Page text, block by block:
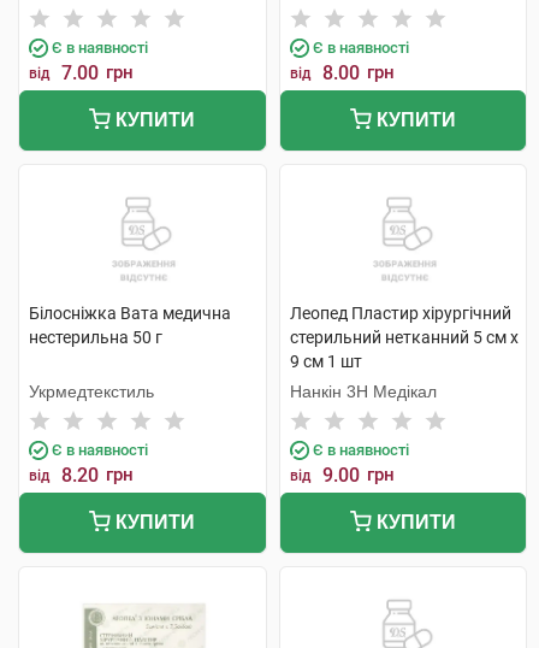
Є в наявності
від 7.00 грн
КУПИТИ
Є в наявності
від 8.00 грн
КУПИТИ
Білосніжка Вата медична
нестерильна 50 г
Укрмедтекстиль
Є в наявності
від 8.20 грн
КУПИТИ
Леопед Пластир хірургічний
стерильний нетканний 5 см х
9 см 1 шт
Нанкін 3H Медікал
Є в наявності
від 9.00 грн
КУПИТИ